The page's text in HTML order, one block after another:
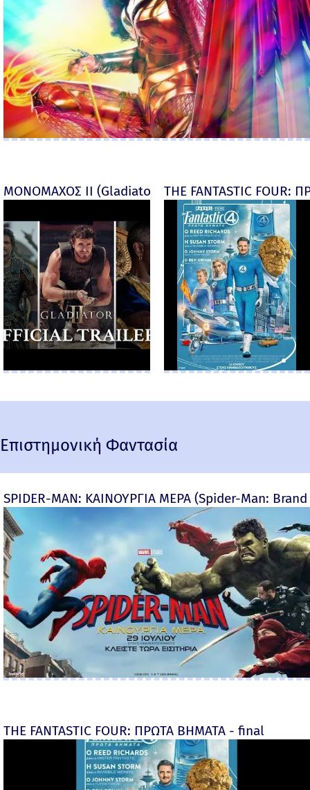
ΜΟΝΟΜΑΧΟΣ ΙΙ (Gladiator II) -THE FANTASTIC
Επιστημονική Φαντασία
SPIDER-MAN: ΚΑΙΝΟΥΡΓΙΑ ΜΕΡΑ (Spider-Man:
THE FANTASTIC FOUR: ΠΡΩΤΑ ΒΗΜΑΤΑ - final